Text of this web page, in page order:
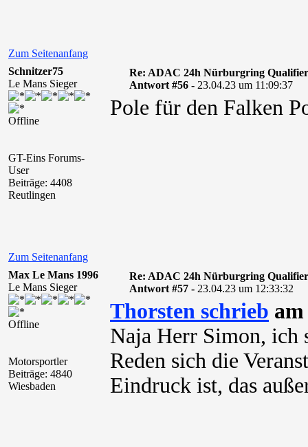
Zum Seitenanfang
Schnitzer75
Le Mans Sieger
Offline
GT-Eins Forums-
User
Beiträge: 4408
Reutlingen
Re: ADAC 24h Nürburgring
Antwort #56 - 23.04.23 um 11:09:37
Pole für den Falken
Zum Seitenanfang
Max Le Mans 1996
Le Mans Sieger
Offline
Motorsportler
Beiträge: 4840
Wiesbaden
Re: ADAC 24h Nürburgring
Antwort #57 - 23.04.23 um 12:33:32
Thorsten schrieb
Naja Herr Simon, ich
Reden sich die
Eindruck ist, das